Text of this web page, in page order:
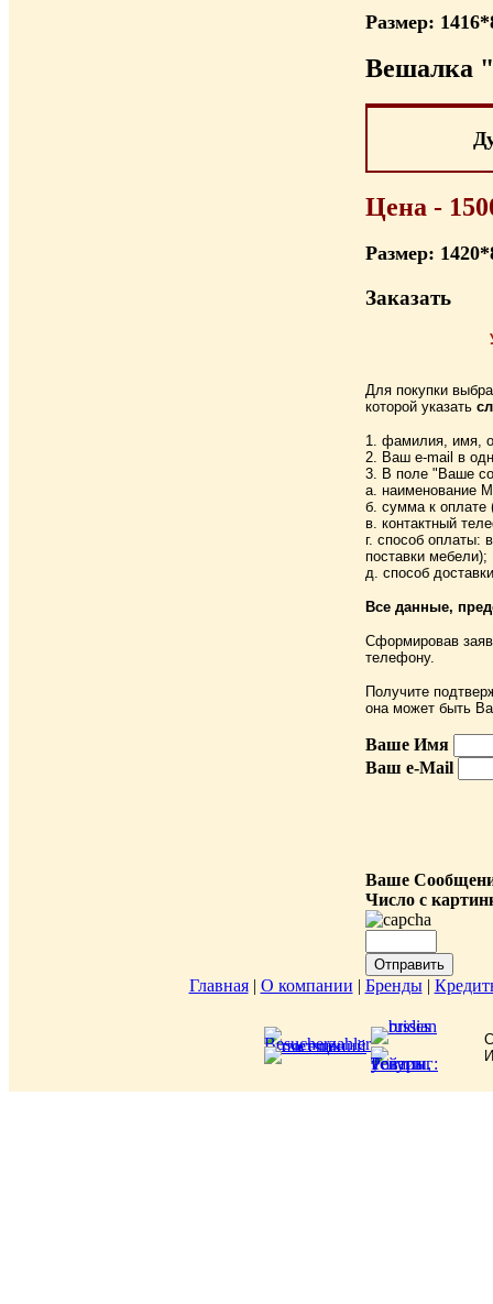
Размер:
Вешалка
Цена -
Размер:
Заказать
Для покупки
которой указать
1. фамилия, имя,
2. Ваш e-mail в
3. В поле "Ваше
а. наименование
б. сумма к оплате
в. контактный
г. способ оплаты:
поставки мебели);
д. способ
Все данные,
Сформировав
телефону.
Получите
она может быть
Ваше Имя
Ваш e-Mail
Ваше
Число с
Главная | О компании | Бренды |